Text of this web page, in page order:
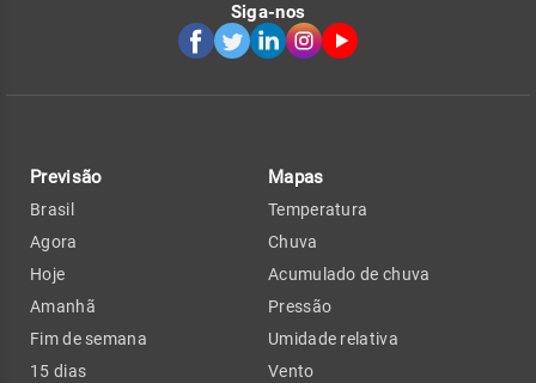
Siga-nos
Previsão
Brasil
Agora
Hoje
Amanhã
Fim de semana
15 dias
Mapas
Temperatura
Chuva
Acumulado de chuva
Pressão
Umidade relativa
Vento